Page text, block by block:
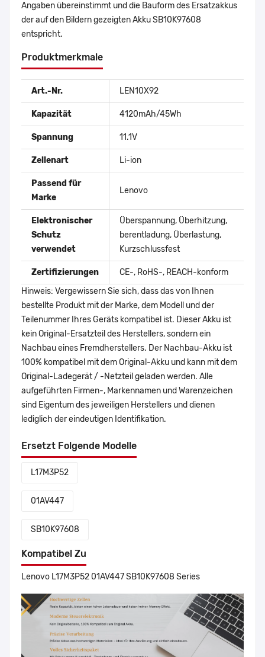
Angaben übereinstimmt und die Bauform des Ersatzakkus
der auf den Bildern gezeigten Akku SB10K97608
entspricht.
Produktmerkmale
Art.-Nr. LEN10X92
Kapazität 4120mAh/45Wh
Spannung 11.1V
Zellenart Li-ion
Passend für
Marke
Lenovo
Elektronischer
Schutz
verwendet
Überspannung, Überhitzung,
berentladung, Überlastung,
Kurzschlussfest
Zertifizierungen
CE-, RoHS-, REACH-konform
Hinweis: Vergewissern Sie sich, dass das von Ihnen
bestellte Produkt mit der Marke, dem Modell und der
Teilenummer Ihres Geräts kompatibel ist. Dieser Akku ist
kein Original-Ersatzteil des Herstellers, sondern ein
Nachbau eines Fremdherstellers. Der Nachbau-Akku ist
100% kompatibel mit dem Original-Akku und kann mit dem
Original-Ladegerät / -Netzteil geladen werden. Alle
aufgeführten Firmen-, Markennamen und Warenzeichen
sind Eigentum des jeweiligen Herstellers und dienen
lediglich der eindeutigen Identifikation.
Ersetzt Folgende Modelle
L17M3P52
01AV447
SB10K97608
Kompatibel Zu
Lenovo L17M3P52 01AV447 SB10K97608 Series